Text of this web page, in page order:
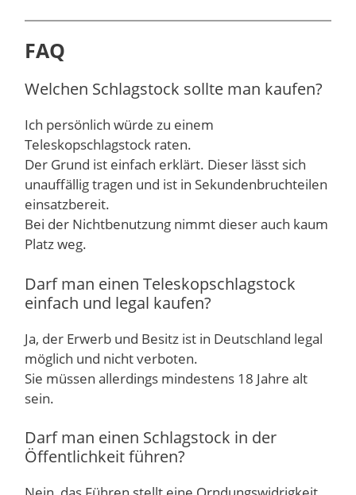
FAQ
Welchen Schlagstock sollte man kaufen?
Ich persönlich würde zu einem
Teleskopschlagstock raten.
Der Grund ist einfach erklärt. Dieser lässt sich
unauffällig tragen und ist in Sekundenbruchteilen
einsatzbereit.
Bei der Nichtbenutzung nimmt dieser auch kaum
Platz weg.
Darf man einen Teleskopschlagstock
einfach und legal kaufen?
Ja, der Erwerb und Besitz ist in Deutschland legal
möglich und nicht verboten.
Sie müssen allerdings mindestens 18 Jahre alt
sein.
Darf man einen Schlagstock in der
Öffentlichkeit führen?